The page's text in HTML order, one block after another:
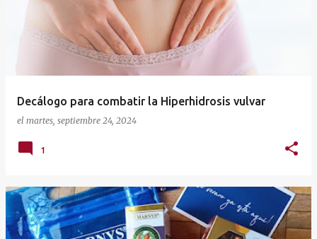
Decálogo para combatir la Hiperhidrosis vulvar
el martes, septiembre 24, 2024
1